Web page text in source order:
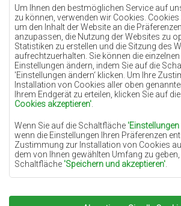
Um Ihnen den bestmöglichen Service auf
zu können, verwenden wir Cookies. Cookies
um den Inhalt der Website an die
anzupassen, die Nutzung der Websites zu
Statistiken zu erstellen und die Sitzung des
aufrechtzuerhalten. Sie können die
Einstellungen ändern, indem Sie auf die
'Einstellungen ändern‘ klicken. Um Ihre
Installation von Cookies aller oben
Ihrem Endgerät zu erteilen, klicken Sie auf
Cookies akzeptieren'
Wenn Sie auf die Schaltfläche
wenn die Einstellungen Ihren Präferenzen
Zustimmung zur Installation von Cookies
dem von Ihnen gewählten Umfang zu
Schaltfläche 'Speichern und akzeptieren'
Grundlage für die Verarbeitung das
Teppiche Lilac
Teppiche Gelb
Teppiche
Teppiche Blau
Teppiche Orange
Teppiche Rosa
Teppiche Terrakotte
Teppiche Grün
Teppiche Golden